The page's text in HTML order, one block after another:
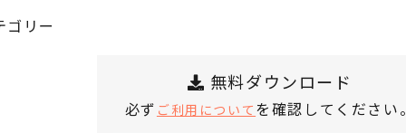
ゴリー
無料ダウンロード
必ず ご利用について を確認してください。